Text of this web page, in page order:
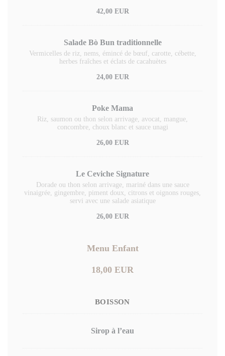
42,00 EUR
Salade Bò Bun traditionnelle
Vermicelles de riz, nems, émincé de bœuf, carotte, cébette,
herbes fraîches et éclats de cacahuètes
24,00 EUR
Poke Mama
Riz, saumon ou thon selon arrivage, avocat, mangue,
concombre, choux blanc et sauce unagi
26,00 EUR
Le Ceviche Signature
Dorade ou thon selon arrivage, mariné dans une sauce
vinaigrée, gingembre, piment doux, citrons et oignons rouges,
servi avec une salade asiatique
26,00 EUR
Menu Enfant
18,00 EUR
BOISSON
Sirop à l’eau